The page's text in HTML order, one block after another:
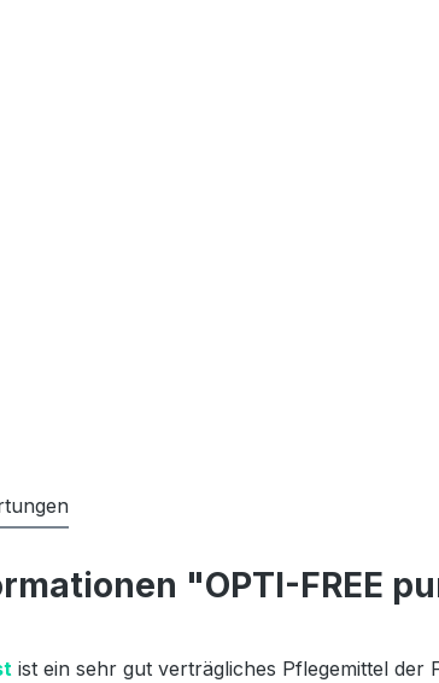
"OPTI-FREE
ist ein sehr gut verträgliches Pflegemittel der